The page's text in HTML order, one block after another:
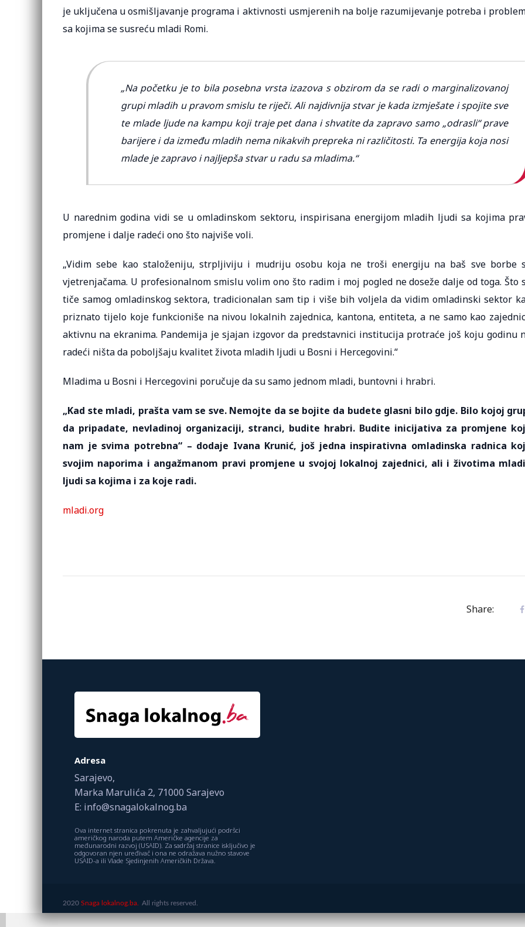
je uključena u osmišljavanje programa i aktivnosti usmjerenih na bolje razumijevanje potreba i
sa kojima se susreću mladi Romi.
„Na početku je to bila posebna vrsta izazova s obzirom da se radi o marginalizovanoj
grupi mladih u pravom smislu te riječi. Ali najdivnija stvar je kada izmješate i spojite sve
te mlade ljude na kampu koji traje pet dana i shvatite da zapravo samo „odrasli“ prave
barijere i da između mladih nema nikakvih prepreka ni različitosti. Ta energija koja nosi
mlade je zapravo i najljepša stvar u radu sa mladima.“
U narednim godina vidi se u omladinskom sektoru, inspirisana energijom mladih ljudi sa kojima
promjene i dalje radeći ono što najviše voli.
„Vidim sebe kao staloženiju, strpljiviju i mudriju osobu koja ne troši energiju na baš sve borbe
vjetrenjačama. U profesionalnom smislu volim ono što radim i moj pogled ne doseže dalje od toga. Što
tiče samog omladinskog sektora, tradicionalan sam tip i više bih voljela da vidim omladinski sektor
priznato tijelo koje funkcioniše na nivou lokalnih zajednica, kantona, entiteta, a ne samo kao
aktivnu na ekranima. Pandemija je sjajan izgovor da predstavnici institucija protraće još koju godinu
radeći ništa da poboljšaju kvalitet života mladih ljudi u Bosni i Hercegovini.“
Mladima u Bosni i Hercegovini poručuje da su samo jednom mladi, buntovni i hrabri.
„Kad ste mladi, prašta vam se sve. Nemojte da se bojite da budete glasni bilo gdje. Bilo kojoj
da pripadate, nevladinoj organizaciji, stranci, budite hrabri. Budite inicijativa za promjene
nam je svima potrebna“ – dodaje Ivana Krunić, još jedna inspirativna omladinska radnica
svojim naporima i angažmanom pravi promjene u svojoj lokalnoj zajednici, ali i životima
ljudi sa kojima i za koje radi.
mladi.org
Share:
Adresa
Sarajevo,
Marka Marulića 2, 71000 Sarajevo
E: info@snagalokalnog.ba
Ova internet stranica pokrenuta je zahvaljujući podršci
američkog naroda putem Američke agencije za
međunarodni razvoj (USAID). Za sadržaj stranice isključivo je
odgovoran njen uređivač i ona ne odražava nužno stavove
USAID-a ili Vlade Sjedinjenih Američkih Država.
2020 Snaga lokalnog.ba. All rights reserved.